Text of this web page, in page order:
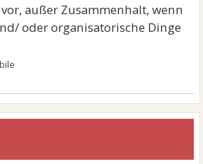
außer Zusammenhalt, wenn
oder organisatorische Dinge